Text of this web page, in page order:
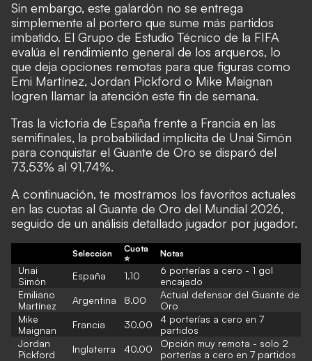
Sin embargo, este galardón no se entrega
simplemente al portero que sume más partidos
imbatido. El Grupo de Estudio Técnico de la FIFA
evalúa el rendimiento general de los arqueros, lo
que deja opciones remotas para que figuras como
Emi Martínez, Jordan Pickford o Mike Maignan
logren llamar la atención este fin de semana.
Tras la victoria de España frente a Francia en las
semifinales, la probabilidad implícita de Unai Simón
para conquistar el Guante de Oro se disparó del
73,53% al 91,74%.
A continuación, te mostramos los favoritos actuales
en las cuotas al Guante de Oro del Mundial 2026,
seguido de un análisis detallado jugador por jugador.
Selección
Cuota
⭐
Notas
Unai
Simón
España 1.10
6 porterías a cero - 1 gol
encajado
Emiliano
Martínez
Argentina 8.00
Actual defensor del Guante de
Oro
Mike
Maignan
Francia 30.00
4 porterías a cero en 7
partidos
Jordan
Pickford
Inglaterra 40.00
Opción muy remota - solo 2
porterías a cero en 7 partidos